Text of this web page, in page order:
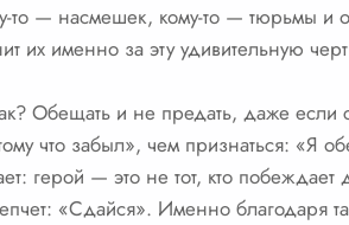
то — насмешек, кому-то — тюрьмы и
их именно за эту удивительную
Обещать и не предать, даже
что забыл», чем признаться: «Я
герой — это не тот, кто побеждает
«Сдайся». Именно благодаря